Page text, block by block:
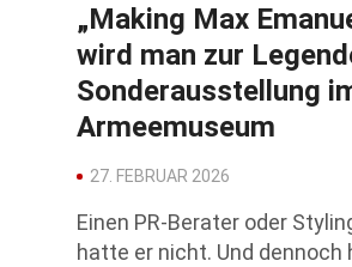
„Making Max
wird man zur
Sonderausstellung
Armeemuseum
27. FEBRUAR 2026
Einen PR-Berater oder
hatte er nicht. Und dennoch